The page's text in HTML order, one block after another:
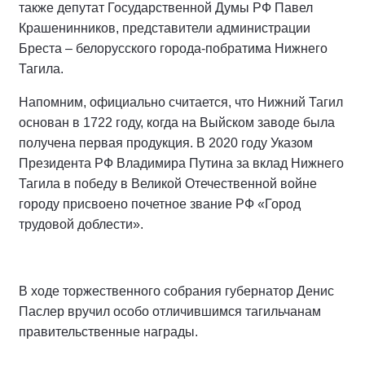
также депутат Государственной Думы РФ Павел
Крашенинников, представители администрации
Бреста – белорусского города-побратима Нижнего
Тагила.
Напомним, официально считается, что Нижний Тагил
основан в 1722 году, когда на Выйском заводе была
получена первая продукция. В 2020 году Указом
Президента РФ Владимира Путина за вклад Нижнего
Тагила в победу в Великой Отечественной войне
городу присвоено почетное звание РФ «Город
трудовой доблести».
В ходе торжественного собрания губернатор Денис
Паслер вручил особо отличившимся тагильчанам
правительственные награды.